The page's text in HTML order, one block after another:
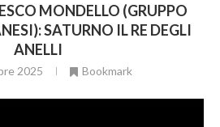
MONDELLO (GRUPPO
SATURNO IL RE DEGLI
ANELLI
2025 Bookmark